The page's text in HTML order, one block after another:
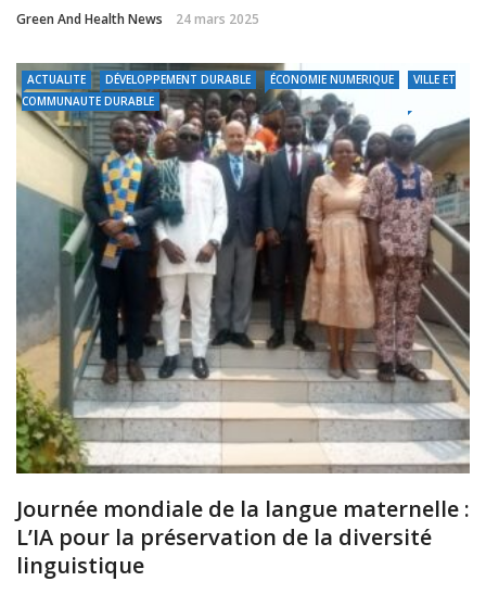
Green And Health News 24 mars 2025
ACTUALITE DÉVELOPPEMENT DURABLE ÉCONOMIE NUMERIQUE
VILLE ET
COMMUNAUTE DURABLE
Journée mondiale de la langue maternelle :
L’IA pour la préservation de la diversité
linguistique